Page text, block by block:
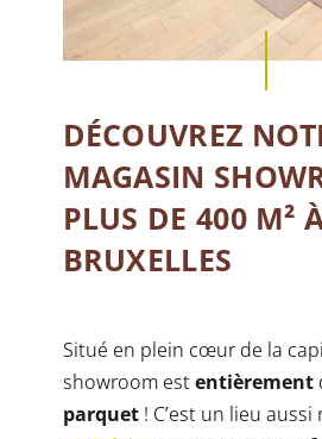
DÉCOUVREZ
MAGASIN
PLUS DE 400 M²
BRUXELLES
Situé en plein cœur de la
showroom estentièrement
parquet! C’est un lieu aussi